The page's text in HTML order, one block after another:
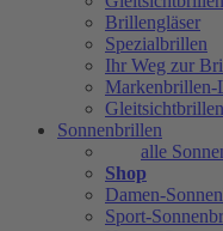
Brillengläser
Spezialbrillen
Ihr Weg zur
Markenbrillen-
Sonnenbrillen
alle
Shop
Damen-
Sport-